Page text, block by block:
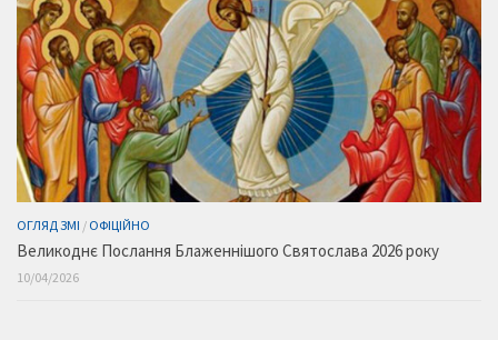
ОГЛЯД ЗМІ / ОФІЦІЙНО
Великоднє Послання Блаженнішого Святослава 2026 року
10/04/2026